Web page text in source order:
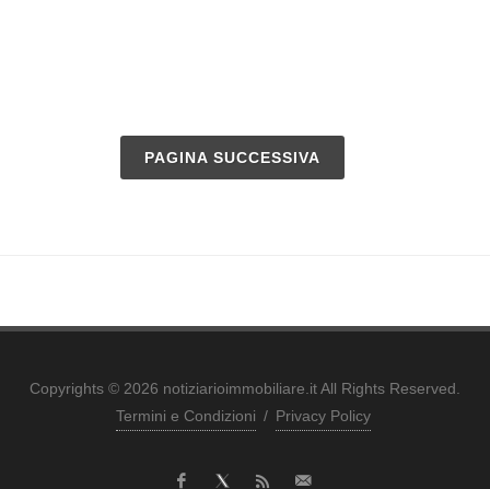
PAGINA SUCCESSIVA
Copyrights © 2026 notiziarioimmobiliare.it All Rights Reserved.
Termini e Condizioni / Privacy Policy